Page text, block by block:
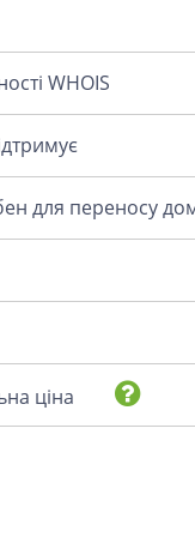
WHOIS
для переносу
ціна